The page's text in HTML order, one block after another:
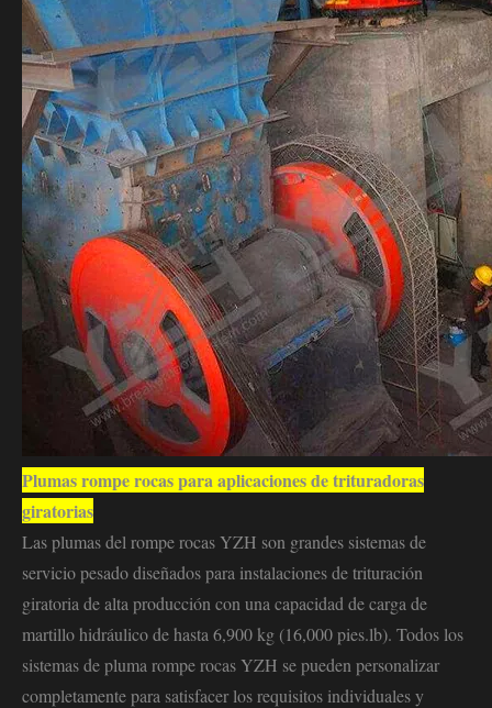
Plumas rompe rocas para aplicaciones de trituradoras
giratorias
Las plumas del rompe rocas YZH son grandes sistemas de
servicio pesado diseñados para instalaciones de trituración
giratoria de alta producción con una capacidad de carga de
martillo hidráulico de hasta 6,900 kg (16,000 pies.lb). Todos los
sistemas de pluma rompe rocas YZH se pueden personalizar
completamente para satisfacer los requisitos individuales y